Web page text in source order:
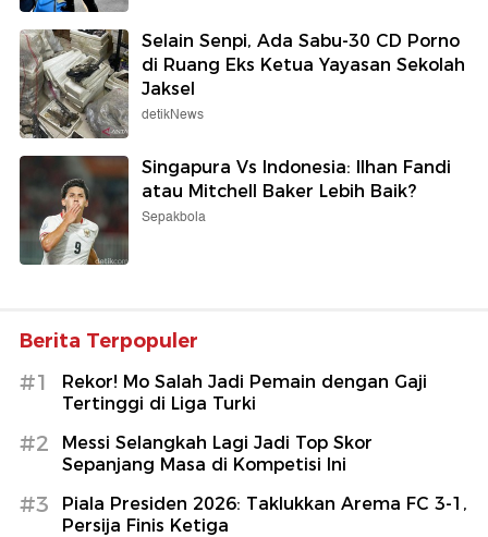
Selain Senpi, Ada Sabu-30 CD Porno
di Ruang Eks Ketua Yayasan Sekolah
Jaksel
detikNews
Singapura Vs Indonesia: Ilhan Fandi
atau Mitchell Baker Lebih Baik?
Sepakbola
Berita Terpopuler
#1
Rekor! Mo Salah Jadi Pemain dengan Gaji
Tertinggi di Liga Turki
#2
Messi Selangkah Lagi Jadi Top Skor
Sepanjang Masa di Kompetisi Ini
#3
Piala Presiden 2026: Taklukkan Arema FC 3-1,
Persija Finis Ketiga